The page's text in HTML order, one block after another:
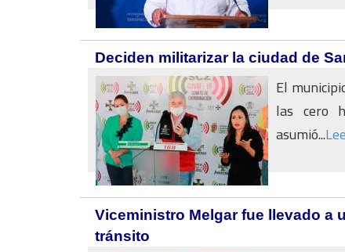
Deciden militarizar la ciudad de
El
las cero
asumió...
Viceministro Melgar fue llevado a
tránsito